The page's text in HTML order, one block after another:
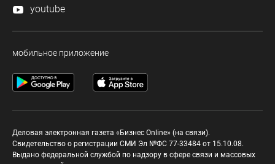
youtube
мобильное приложение
Деловая электронная газета «Бизнес Online» (на связи).
Свидетельство о регистрации СМИ Эл №ФС 77-33484 от 15.10.08.
Выдано федеральной службой по надзору в сфере связи и массовых